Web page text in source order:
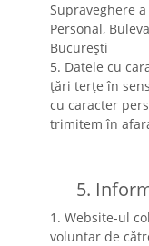
Supraveghere
Personal,
București
5. Datele cu
țări terțe în
cu caracter
trimitem în
5.
1. Website-ul
voluntar de